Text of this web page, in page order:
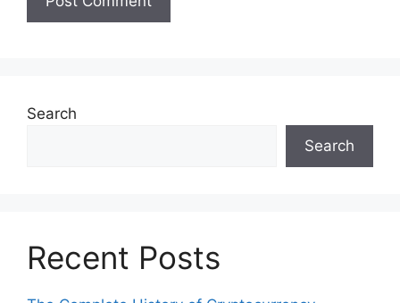
Search
Search
Recent Posts